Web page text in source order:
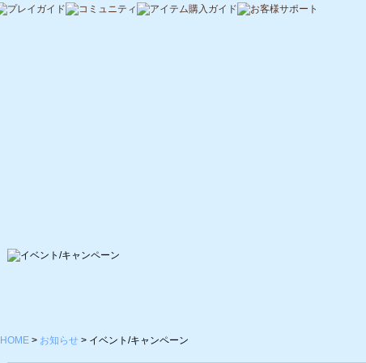
HOME > お知らせ > イベント/キャンペーン